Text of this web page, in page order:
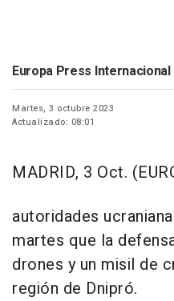
Europa Press Internacional
Martes, 3 octubre 2023
Actualizado: 08:01
MADRID, 3 Oct.
autoridades
martes que la
drones y un misil de
región de Dnipró.